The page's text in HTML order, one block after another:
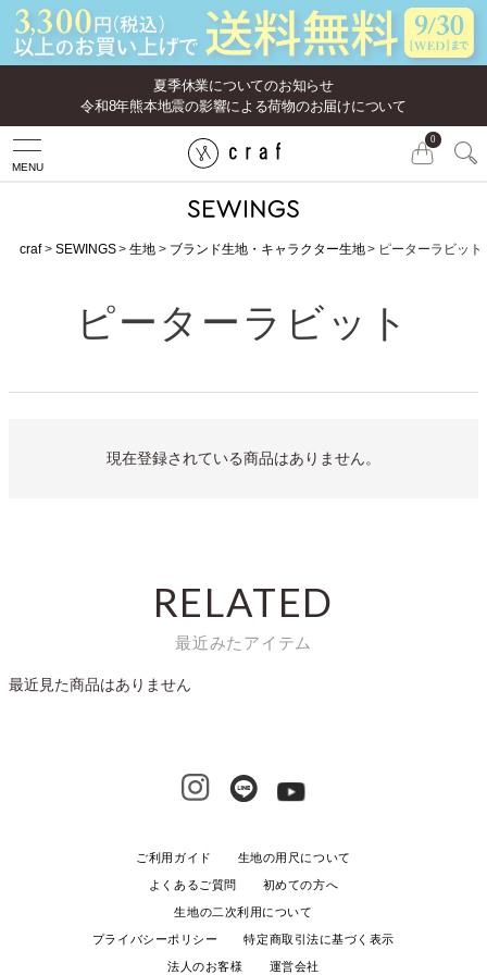
夏季休業についてのお知らせ
令和8年熊本地震の影響による荷物のお届けについて
MENU
0
craf SEWINGS 生地 ブランド生地・キャラクター生地 ピーターラビット
ピーターラビット
現在登録されている商品はありません。
RELATED
最近みたアイテム
最近見た商品はありません
ご利用ガイド 生地の用尺について
よくあるご質問 初めての方へ
生地の二次利用について
プライバシーポリシー 特定商取引法に基づく表示
法人のお客様 運営会社